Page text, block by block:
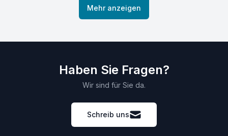
Mehr anzeigen
Haben Sie Fragen?
Wir sind für Sie da.
Schreib uns